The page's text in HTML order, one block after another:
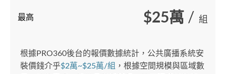
最高 $25萬 / 組
根據PRO360後台的報價數據統計，公共廣播系統安
裝價錢介乎$2萬~$25萬/組 ，根據空間規模與區域數